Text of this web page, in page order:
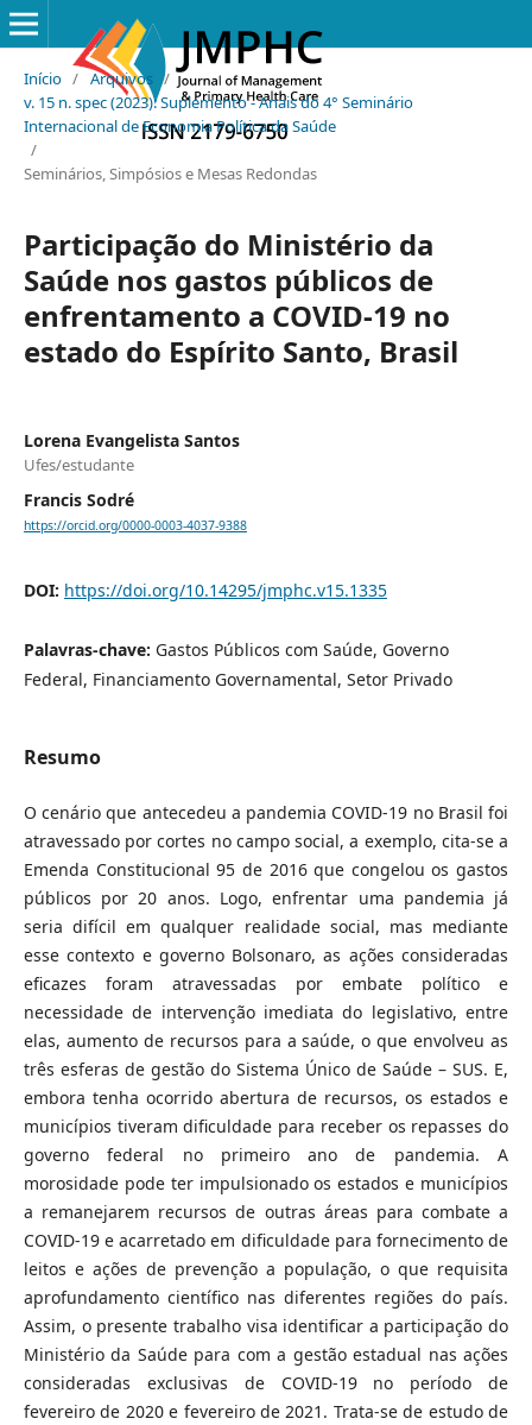
Início / Arquivos /
v. 15 n. spec (2023): Suplemento - Anais do 4° Seminário
Internacional de Economia Política da Saúde
/
Seminários, Simpósios e Mesas Redondas
Participação do Ministério da
Saúde nos gastos públicos de
enfrentamento a COVID-19 no
estado do Espírito Santo, Brasil
Lorena Evangelista Santos
Ufes/estudante
Francis Sodré
https://orcid.org/0000-0003-4037-9388
DOI: https://doi.org/10.14295/jmphc.v15.1335
Palavras-chave: Gastos Públicos com Saúde, Governo
Federal, Financiamento Governamental, Setor Privado
Resumo
O cenário que antecedeu a pandemia COVID-19 no Brasil foi
atravessado por cortes no campo social, a exemplo, cita-se a
Emenda Constitucional 95 de 2016 que congelou os gastos
públicos por 20 anos. Logo, enfrentar uma pandemia já
seria difícil em qualquer realidade social, mas mediante
esse contexto e governo Bolsonaro, as ações consideradas
eficazes foram atravessadas por embate político e
necessidade de intervenção imediata do legislativo, entre
elas, aumento de recursos para a saúde, o que envolveu as
três esferas de gestão do Sistema Único de Saúde – SUS. E,
embora tenha ocorrido abertura de recursos, os estados e
municípios tiveram dificuldade para receber os repasses do
governo federal no primeiro ano de pandemia. A
morosidade pode ter impulsionado os estados e municípios
a remanejarem recursos de outras áreas para combate a
COVID-19 e acarretado em dificuldade para fornecimento de
leitos e ações de prevenção a população, o que requisita
aprofundamento científico nas diferentes regiões do país.
Assim, o presente trabalho visa identificar a participação do
Ministério da Saúde para com a gestão estadual nas ações
consideradas exclusivas de COVID-19 no período de
fevereiro de 2020 e fevereiro de 2021. Trata-se de estudo de